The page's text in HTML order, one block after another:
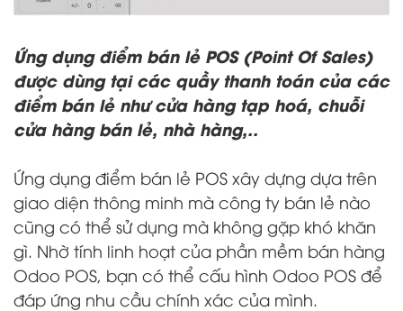
Ứng dụng điểm bán lẻ POS (Point Of Sales)
được dùng tại các quầy thanh toán của các
điểm bán lẻ như cửa hàng tạp hoá, chuỗi
cửa hàng bán lẻ, nhà hàng,..
Ứng dụng điểm bán lẻ POS xây dựng dựa trên
giao diện thông minh mà công ty bán lẻ nào
cũng có thể sử dụng mà không gặp khó khăn
gì. Nhờ tính linh hoạt của phần mềm bán hàng
Odoo POS, bạn có thể cấu hình Odoo POS để
đáp ứng nhu cầu chính xác của mình.